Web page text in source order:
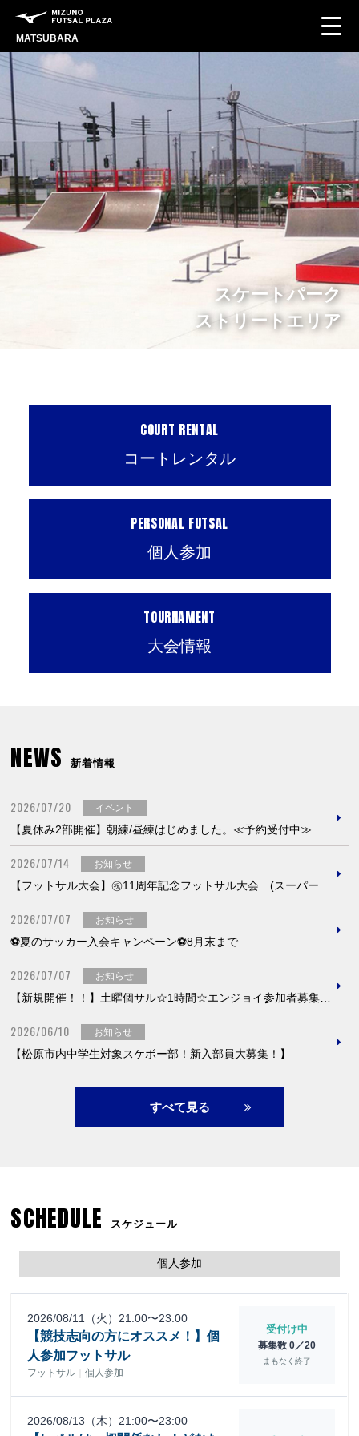
MATSUBARA
スケートパーク
ストリートエリア
COURT RENTAL
コートレンタル
PERSONAL FUTSAL
個人参加
TOURNAMENT
大会情報
NEWS 新着情報
2026/07/20 イベント
【夏休み2部開催】朝練/昼練はじめました。≪予約受付中≫
2026/07/14 お知らせ
2026/07/07 お知らせ
⚽夏のサッカー入会キャンペーン⚽8月末まで
2026/07/07 お知らせ
2026/06/10 お知らせ
【松原市内中学生対象スケボー部！新入部員大募集！】
すべて見る
SCHEDULE スケジュール
個人参加